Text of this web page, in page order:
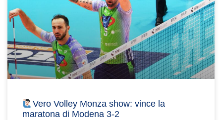
Vero Volley Monza show: vince la
maratona di Modena 3-2